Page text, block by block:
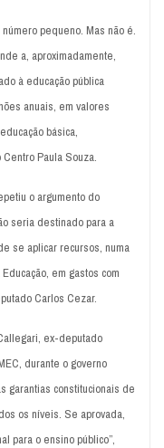
pequeno. Mas não é.
a, aproximadamente,
à educação pública
anuais, em valores
básica,
Paula Souza.
o argumento do
seria destinado para a
se aplicar recursos, numa
em gastos com
Carlos Cezar.
ex-deputado
durante o governo
garantias constitucionais de
os níveis. Se aprovada,
para o ensino público”,